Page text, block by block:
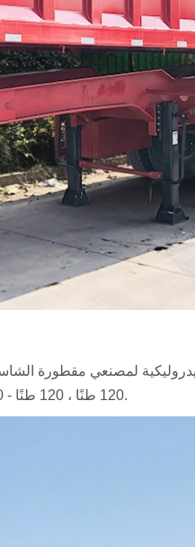
لمصنعي مقطورة الشاسيه المائلة من
120 طنًا ، 120 طنًا - 180 طنًا من حمولات مختلفة وفقًا للحمولة المختلفة.